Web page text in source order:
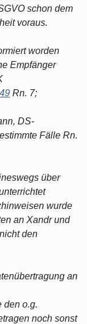
schon dem
voraus.
worden
Empfänger
49 Rn. 7;
DS-
Fälle Rn.
über
wurde
an Xandr und
den
an
den o.g.
noch sonst